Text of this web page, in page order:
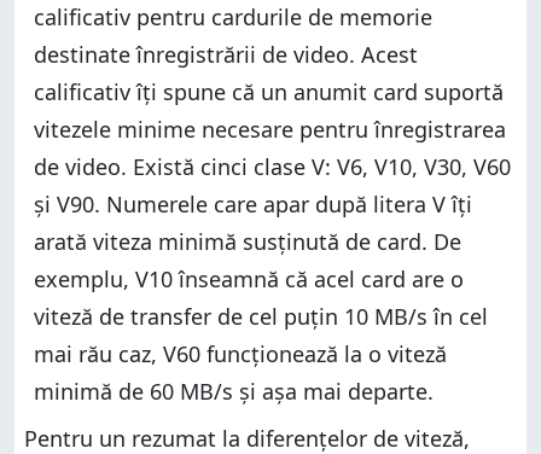
calificativ pentru cardurile de memorie
destinate înregistrării de video. Acest
calificativ îți spune că un anumit card suportă
vitezele minime necesare pentru înregistrarea
de video. Există cinci clase V: V6, V10, V30, V60
și V90. Numerele care apar după litera V îți
arată viteza minimă susținută de card. De
exemplu, V10 înseamnă că acel card are o
viteză de transfer de cel puțin 10 MB/s în cel
mai rău caz, V60 funcționează la o viteză
minimă de 60 MB/s și așa mai departe.
Pentru un rezumat la diferențelor de viteză,